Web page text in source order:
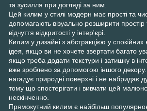
та зусилля при догляді за ним.
Цей килим у стилі модерн має прості та
допомагають візуально розширити простір
відчуття відкритості у інтер'єрі.
Килим у дизайні з абстракцією у спокійних
ідея, якщо ви не хочете звертати багато
якщо треба додати текстури і затишку в
вже зроблено за допомогою іншого
нагадує природні поверхні і не набридає
тому що спостерігати і вивчати цей
нескінченно.
Прямокутний килим є найбільш